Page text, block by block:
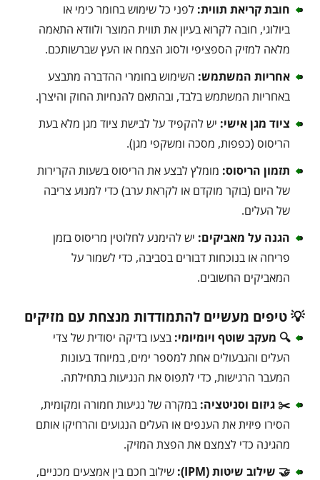
חובת קריאת תווית: לפני כל שימוש בחומר כימי או
ביולוגי, חובה לקרוא בעיון את תווית המוצר ולוודא התאמה
מלאה למזיק הספציפי ולסוג הצמח או העץ שברשותכם.
אחריות המשתמש: השימוש בחומרי ההדברה מתבצע
באחריות המשתמש בלבד, ובהתאם להנחיות החוק והיצרן.
ציוד מגן אישי: יש להקפיד על לבישת ציוד מגן מלא בעת
הריסוס (כפפות, מסכה ומשקפי מגן).
תזמון הריסוס: מומלץ לבצע את הריסוס בשעות הקרירות
של היום (בוקר מוקדם או לקראת ערב) כדי למנוע צריבה
של העלים.
הגנה על מאביקים: יש להימנע לחלוטין מריסוס בזמן
פריחה או בנוכחות דבורים בסביבה, כדי לשמור על
המאביקים החשובים.
💡 טיפים מעשיים להתמודדות מנצחת עם מזיקים
🔍 מעקב שוטף ויומיומי: בצעו בדיקה יסודית של צדי
העלים והגבעולים אחת למספר ימים, במיוחד בעונות
המעבר הרגישות, כדי לתפוס את הנגיעות בתחילתה.
✂️ גיזום וסניטציה: במקרה של נגיעות חמורה ומקומית,
הסירו פיזית את הענפים או העלים הנגועים והרחיקו אותם
מהגינה כדי לצמצם את הפצת המזיק.
🤝 שילוב שיטות (IPM):
שילוב חכם בין אמצעים מכניים,